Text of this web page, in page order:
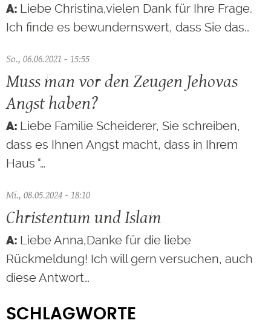
Liebe Christina,vielen Dank für Ihre Frage.
Ich finde es bewundernswert, dass Sie das…
So., 06.06.2021 - 15:55
Muss man vor den Zeugen Jehovas
Angst haben?
Liebe Familie Scheiderer, Sie schreiben,
dass es Ihnen Angst macht, dass in Ihrem
Haus "…
Mi., 08.05.2024 - 18:10
Christentum und Islam
Liebe Anna,Danke für die liebe
Rückmeldung! Ich will gern versuchen, auch
diese Antwort…
SCHLAGWORTE